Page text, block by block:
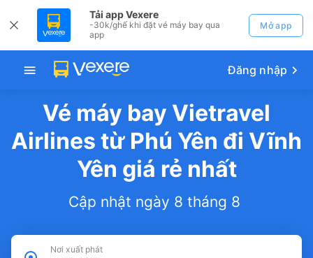
Tải app Vexere
-30k/ghế khi đặt vé máy bay qua
app
Mở app
Đăng nhập
Vé máy bay Vietravel
Airlines từ Phú Yên đi Vĩnh
Yên giá rẻ nhất
Cập nhật ngày 8 tháng 8
Nơi xuất phát